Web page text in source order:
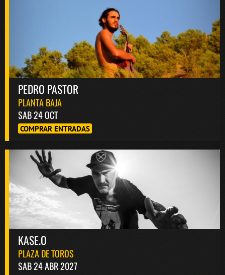
PEDRO PASTOR
PLANTA BAJA
SAB 24 OCT
COMPRAR ENTRADAS
KASE.O
PLAZA DE TOROS
SAB 24 ABR 2027